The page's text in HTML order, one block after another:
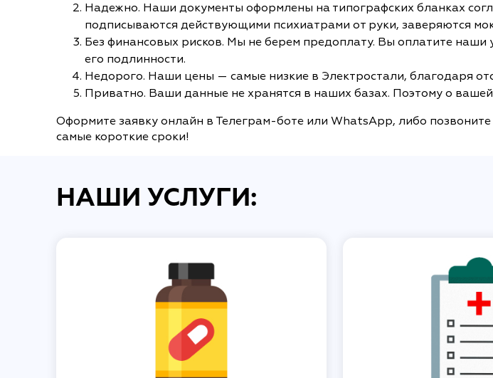
Надежно. Наши документы оформлены на типографских бланках
подписываются действующими психиатрами от руки, заверяются
Без финансовых рисков. Мы не берем предоплату. Вы оплатите наши
его подлинности.
Недорого. Наши цены — самые низкие в Электростали, благодаря
Приватно. Ваши данные не хранятся в наших базах. Поэтому о вашей
Оформите заявку онлайн в Телеграм-боте или WhatsApp, либо
самые короткие сроки!
НАШИ УСЛУГИ: